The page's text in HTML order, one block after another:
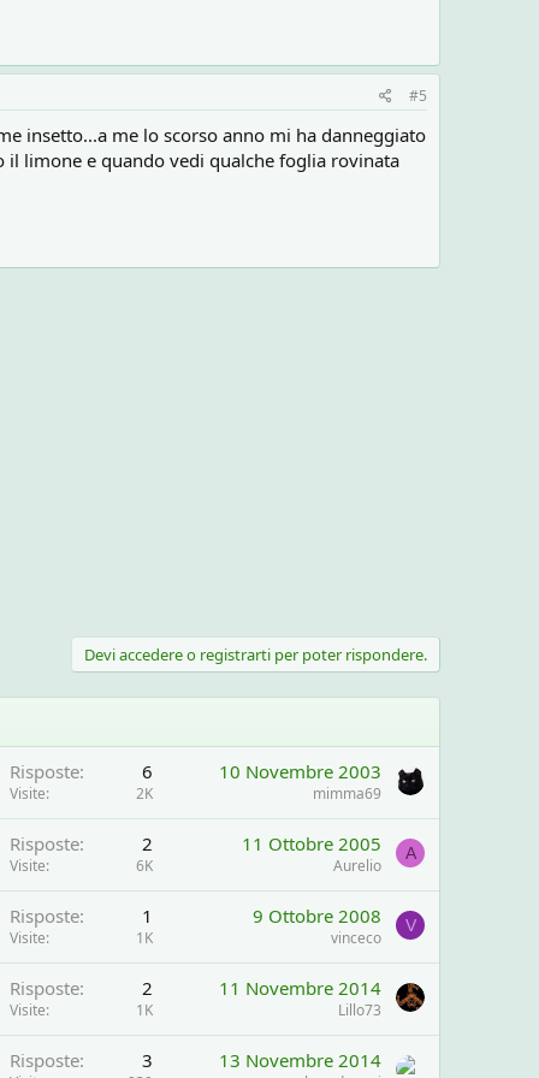
#5
insetto...a me lo scorso anno mi ha danneggiato
limone e quando vedi qualche foglia rovinata
Devi accedere o registrarti per poter rispondere.
Risposte 6
Visite 2K
10 Novembre 2003
mimma69
Risposte 2
Visite 6K
11 Ottobre 2005
Aurelio
A
Risposte 1
Visite 1K
9 Ottobre 2008
vinceco
V
Risposte 2
Visite 1K
11 Novembre 2014
Lillo73
Risposte 3 13 Novembre 2014